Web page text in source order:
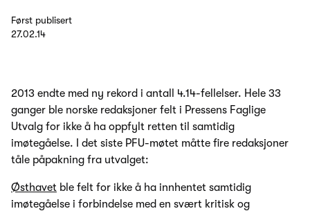
Først publisert
27.02.14
2013 endte med ny rekord i antall 4.14-fellelser. Hele 33
ganger ble norske redaksjoner felt i Pressens Faglige
Utvalg for ikke å ha oppfylt retten til samtidig
imøtegåelse. I det siste PFU-møtet måtte fire redaksjoner
tåle påpakning fra utvalget:
Østhavet ble felt for ikke å ha innhentet samtidig
imøtegåelse i forbindelse med en svært kritisk og